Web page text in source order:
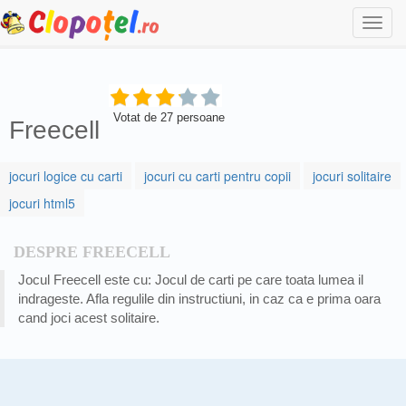
Freecell Votat de 27 persoane
jocuri logice cu carti jocuri cu carti pentru copii
jocuri solitaire
jocuri html5
DESPRE FREECELL
Jocul Freecell este cu: Jocul de carti pe care toata lumea il
indrageste. Afla regulile din instructiuni, in caz ca e prima oara
cand joci acest solitaire.